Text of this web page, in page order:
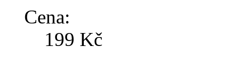
Cena:
199 Kč